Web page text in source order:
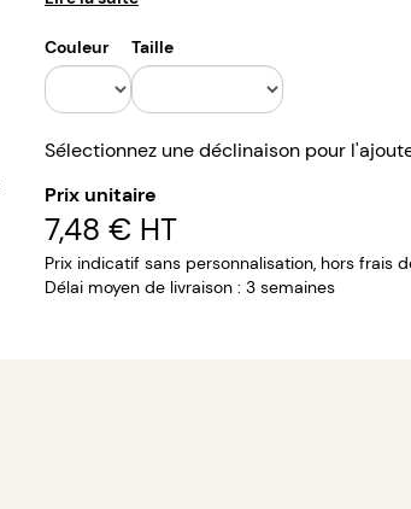
Couleur Taille
Sélectionnez une déclinaison pour
Prix unitaire
7,48 € HT
Prix indicatif sans personnalisation, hors frais
Délai moyen de livraison : 3 semaines